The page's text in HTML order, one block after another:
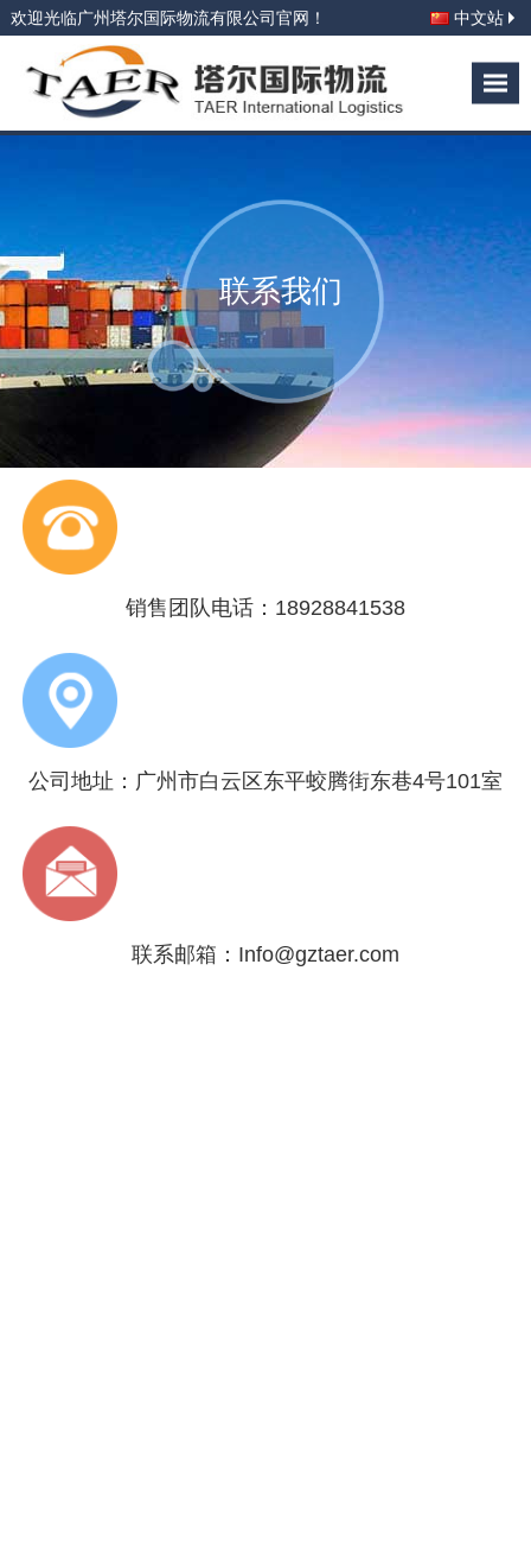
欢迎光临广州塔尔国际物流有限公司官网！ 中文站
联系我们
销售团队电话：18928841538
公司地址：广州市白云区东平蛟腾街东巷4号101室
联系邮箱：Info@gztaer.com